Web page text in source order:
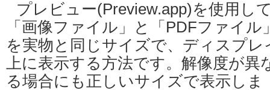
プレビュー(Preview.app)を使用し
「画像ファイル」と「PDFファイル
を実物と同じサイズで、ディスプレ
上に表示する方法です。解像度が異
る場合にも正しいサイズで表示しま